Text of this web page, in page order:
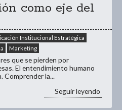
como eje del
Institucional Estratégica
Marketing
que se pierden por
El entendimiento humano
Comprender la...
Seguir leyendo